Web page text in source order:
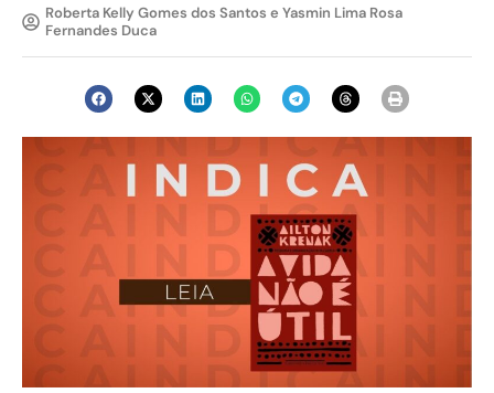
Roberta Kelly Gomes dos Santos e Yasmin Lima Rosa
Fernandes Duca